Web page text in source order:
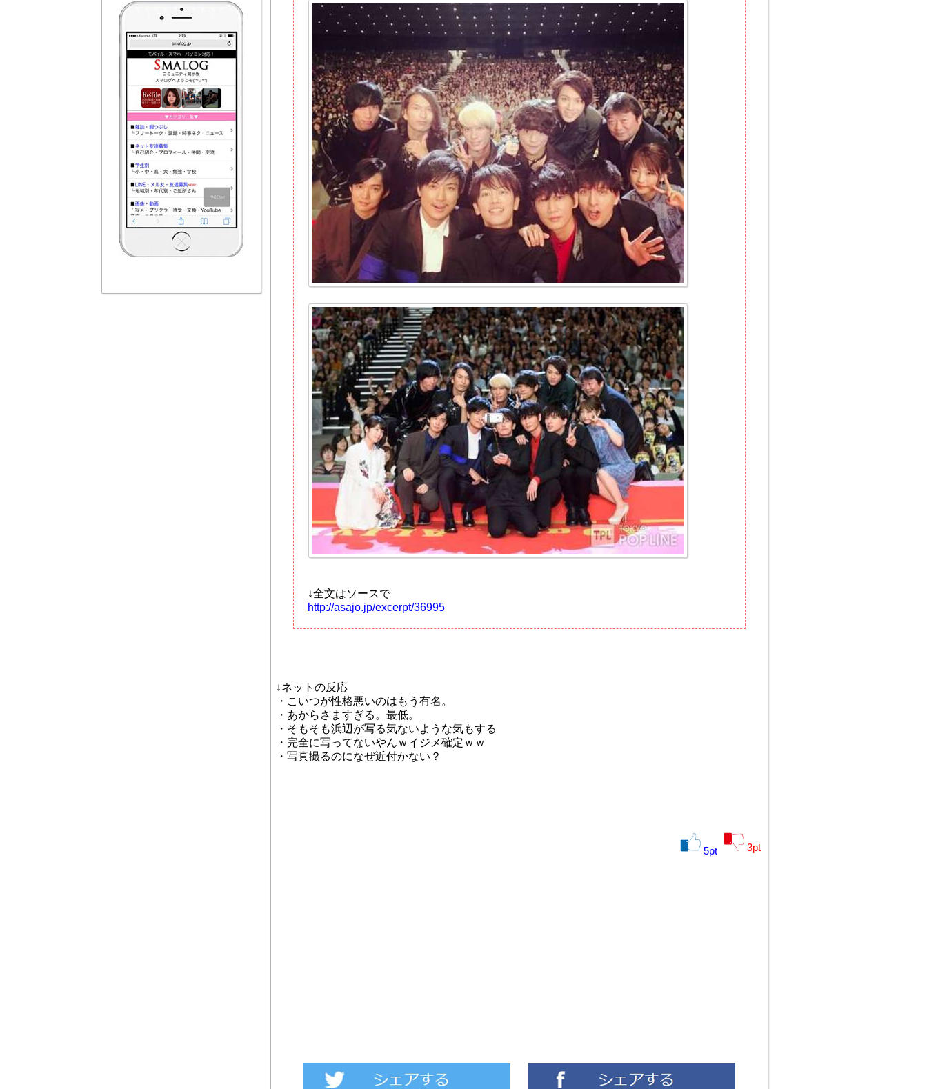
↓全文はソースで
http://asajo.jp/excerpt/36995
↓ネットの反応
・こいつが性格悪いのはもう有名。
・あからさますぎる。最低。
・そもそも浜辺が写る気ないような気もする
・完全に写ってないやんｗイジメ確定ｗｗ
・写真撮るのになぜ近付かない？
5pt 3pt